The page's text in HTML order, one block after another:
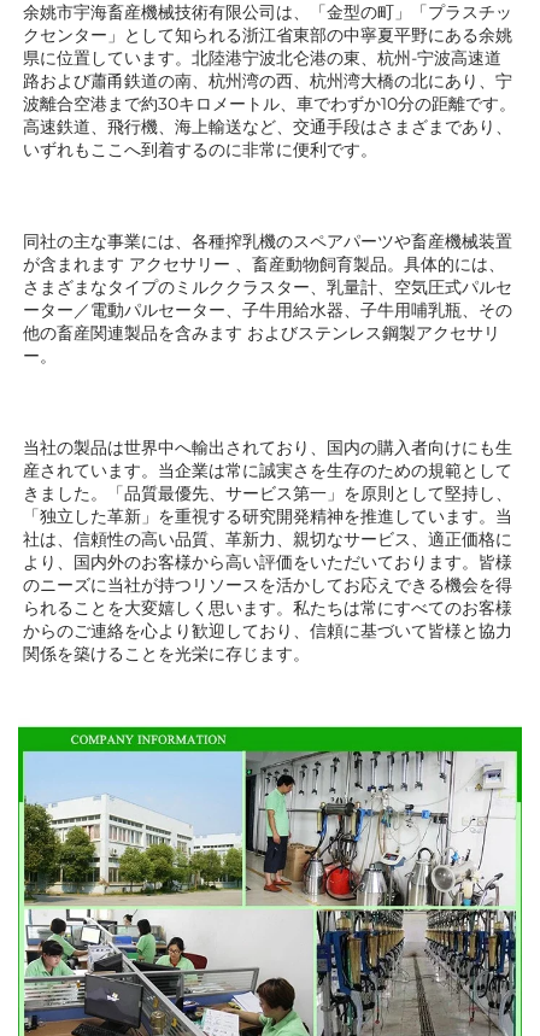
余姚市宇海畜産機械技術有限公司は、「金型の町」「プラスチッ
クセンター」として知られる浙江省東部の中寧夏平野にある余姚
県に位置しています。北陸港宁波北仑港の東、杭州-宁波高速道
路および蕭甬鉄道の南、杭州湾の西、杭州湾大橋の北にあり、宁
波離合空港まで約30キロメートル、車でわずか10分の距離です。
高速鉄道、飛行機、海上輸送など、交通手段はさまざまであり、
いずれもここへ到着するのに非常に便利です。
同社の主な事業には、各種搾乳機のスペアパーツや畜産機械装置
が含まれます アクセサリー 、畜産動物飼育製品。具体的には、
さまざまなタイプのミルククラスター、乳量計、空気圧式パルセ
ーター／電動パルセーター、子牛用給水器、子牛用哺乳瓶、その
他の畜産関連製品を含みます およびステンレス鋼製アクセサリ
ー。
当社の製品は世界中へ輸出されており、国内の購入者向けにも生
産されています。当企業は常に誠実さを生存のための規範として
きました。「品質最優先、サービス第一」を原則として堅持し、
「独立した革新」を重視する研究開発精神を推進しています。当
社は、信頼性の高い品質、革新力、親切なサービス、適正価格に
より、国内外のお客様から高い評価をいただいております。皆様
のニーズに当社が持つリソースを活かしてお応えできる機会を得
られることを大変嬉しく思います。私たちは常にすべてのお客様
からのご連絡を心より歓迎しており、信頼に基づいて皆様と協力
関係を築けることを光栄に存じます。